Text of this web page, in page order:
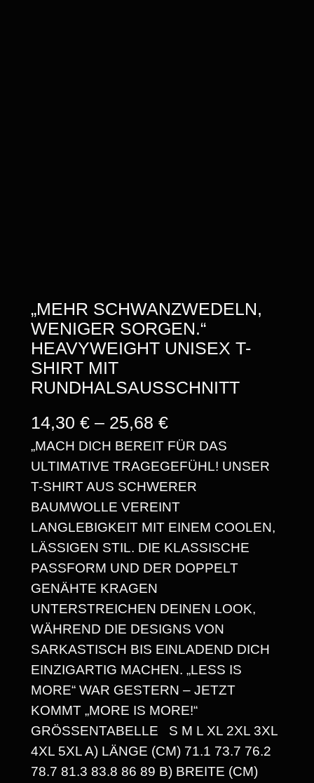
„MEHR SCHWANZWEDELN,
WENIGER SORGEN.“
HEAVYWEIGHT UNISEX T-
SHIRT MIT
RUNDHALSAUSSCHNITT
14,30 € – 25,68 €P
R
E
I
S
S
A
N
N
E
:
1
4
„MACH DICH BEREIT FÜR DAS
ULTIMATIVE TRAGEGEFÜHL! UNSER
T-SHIRT AUS SCHWERER
BAUMWOLLE VEREINT
LANGLEBIGKEIT MIT EINEM COOLEN,
LÄSSIGEN STIL. DIE KLASSISCHE
PASSFORM UND DER DOPPELT
GENÄHTE KRAGEN
UNTERSTREICHEN DEINEN LOOK,
WÄHREND DIE DESIGNS VON
SARKASTISCH BIS EINLADEND DICH
EINZIGARTIG MACHEN. „LESS IS
MORE“ WAR GESTERN – JETZT
KOMMT „MORE IS MORE!“
GRÖSSENTABELLE S M L XL 2XL 3XL 4
XL 5XL A) LÄNGE (CM) 71.1 73.7 76.2 7
8.7 81.3 83.8 86 89 B) BREITE (CM) 9